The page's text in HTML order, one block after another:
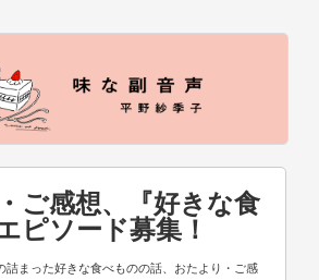
ご感想、『好きな食
ピソード募集！
詰まった好きな食べものの話、おたより・ご感